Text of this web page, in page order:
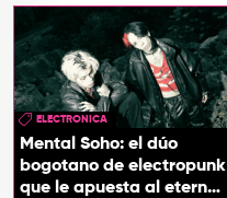
ELECTRONICA
Mental Soho: el dúo
bogotano de electropunk
que le apuesta al eterno